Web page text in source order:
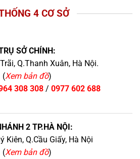
4 CƠ SỞ
SỞ CHÍNH:
Q.Thanh Xuân, Hà Nội.
(Xem bản đồ)
308 308/ 0977 602 688
2 TP.HÀ NỘI:
Kiên, Q.Cầu Giấy, Hà Nội
(Xem bản đồ)